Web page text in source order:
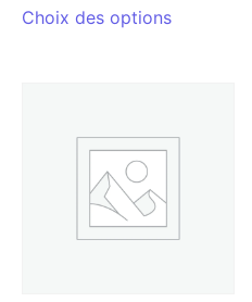
Choix des options